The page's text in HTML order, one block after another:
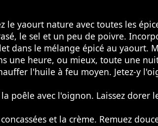
le yaourt nature avec toutes les
le sel et un peu de poivre.
dans le mélange épicé au
une heure, ou mieux, toute une
l'huile à feu moyen. Jetez-y
poêle avec l'oignon. Laissez
et la crème. Remuez